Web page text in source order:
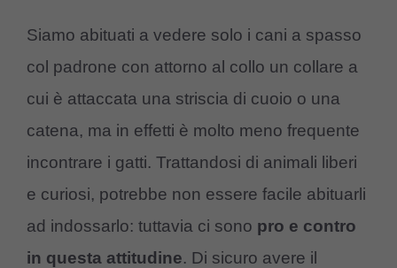
Siamo abituati a vedere solo i cani a spasso
col padrone con attorno al collo un collare a
cui è attaccata una striscia di cuoio o una
catena, ma in effetti è molto meno frequente
incontrare i gatti. Trattandosi di animali liberi
e curiosi, potrebbe non essere facile abituarli
ad indossarlo: tuttavia ci sono pro e contro
in questa attitudine. Di sicuro avere il